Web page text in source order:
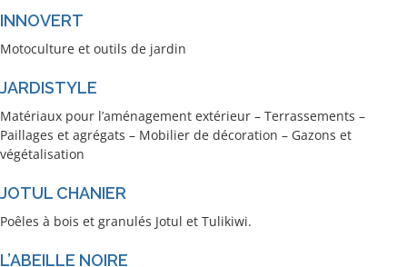
INNOVERT
Motoculture et outils de jardin
JARDISTYLE
Matériaux pour l’aménagement extérieur – Terrassements –
Paillages et agrégats – Mobilier de décoration – Gazons et
végétalisation
JOTUL CHANIER
Poêles à bois et granulés Jotul et Tulikiwi.
L’ABEILLE NOIRE